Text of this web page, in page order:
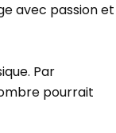
avec passion et
Par
pourrait